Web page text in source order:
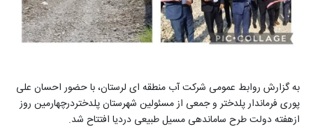
به گزارش روابط عمومی شرکت آب منطقه ای لرستان، با حضور احسان علی
پوری فرماندار پلدختر و جمعی از مسئولین شهرستان پلدختردرچهارمین روز
ازهفته دولت طرح ساماندهی مسیل طبیعی دردیا افتتاح شد.